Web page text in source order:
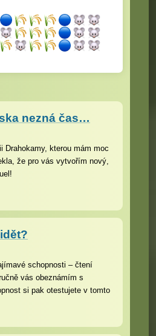
nezná čas…
Drahokamy, kterou mám moc
že pro vás vytvořím nový,
schopnosti – čtení
vás obeznámím s
si pak otestujete v tomto